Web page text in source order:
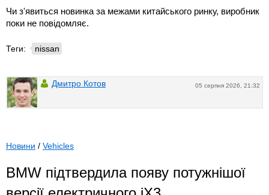
Чи з'явиться новинка за межами китайського ринку, виробник
поки не повідомляє.
Теги: nissan
05 серпня 2026, 21:32
Дмитро Котов
Новини / Vehicles
BMW підтвердила появу потужнішої